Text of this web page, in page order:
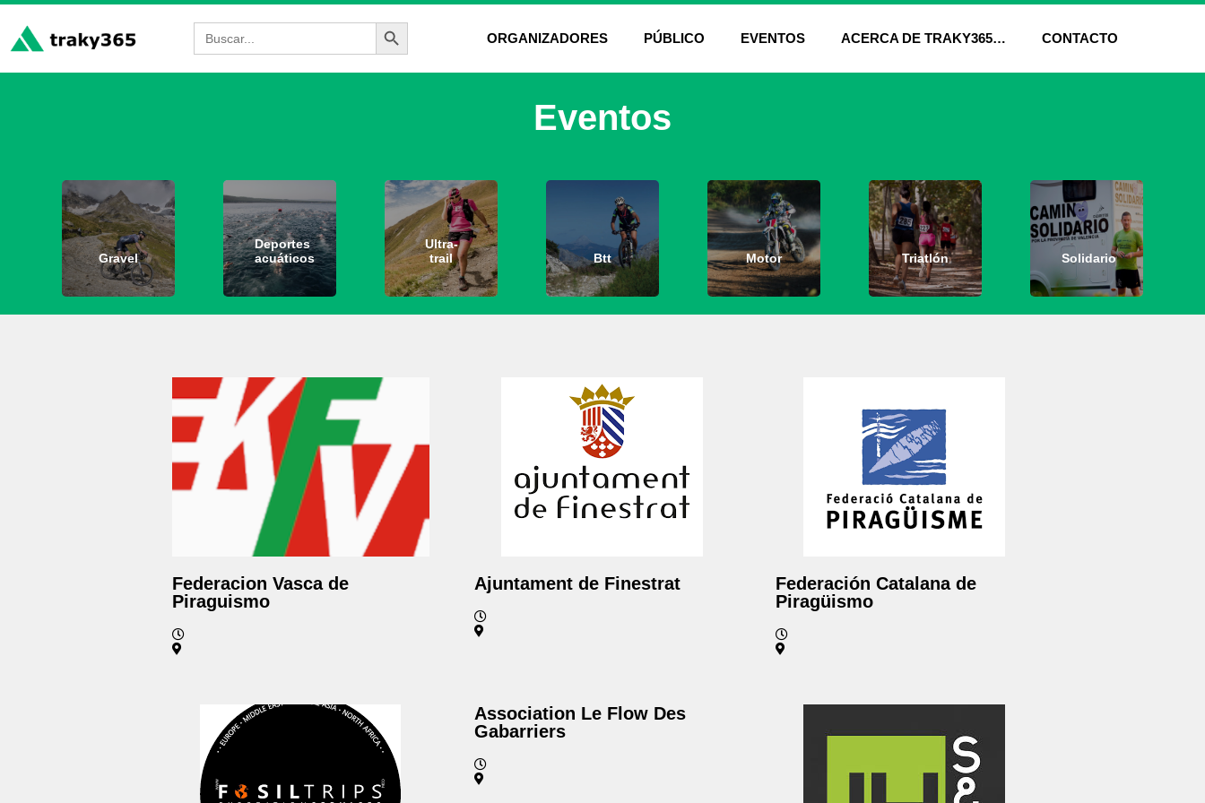
Buscar: Botón de búsqueda
ORGANIZADORES PÚBLICO EVENTOS ACERCA DE TRAKY365… CONTACTO
Eventos
Gravel
Deportes
acuáticos
Ultra-
trail
Btt Motor Triatlón Solidario
Federacion Vasca de
Piraguismo
Ajuntament de Finestrat
Federación Catalana de
Piragüismo
Association Le Flow Des
Gabarriers